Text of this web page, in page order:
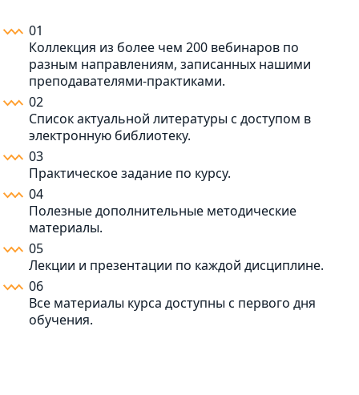
01
Коллекция из более чем 200 вебинаров по
разным направлениям, записанных нашими
преподавателями-практиками.
02
Список актуальной литературы с доступом в
электронную библиотеку.
03
Практическое задание по курсу.
04
Полезные дополнительные методические
материалы.
05
Лекции и презентации по каждой дисциплине.
06
Все материалы курса доступны с первого дня
обучения.